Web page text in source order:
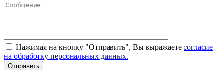
Нажимая на кнопку "Отправить", Вы выражаете согласие
на обработку персональных данных.